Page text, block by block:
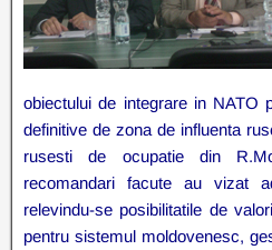
obiectului de integrare in NATO
definitive de zona de influenta
rusesti de ocupatie din
recomandari facute au vizat
relevindu-se posibilitatile de
pentru sistemul moldovenesc,